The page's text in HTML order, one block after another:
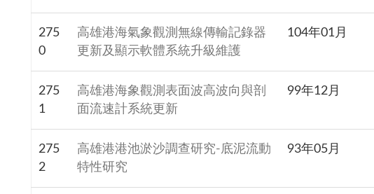
275
0
高雄港海氣象觀測無線傳輸記錄器
更新及顯示軟體系統升級維護
104年01月
275
1
高雄港海象觀測表面波高波向與剖
面流速計系統更新
99年12月
275
2
高雄港港池淤沙調查研究-底泥流動
特性研究
93年05月